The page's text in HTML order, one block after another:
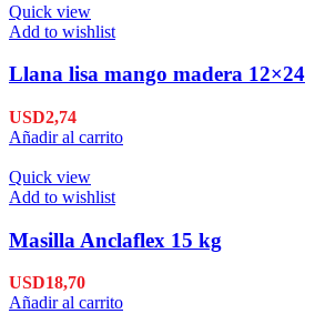
Quick view
Add to wishlist
Llana lisa mango madera 12×24
USD2,74
Añadir al carrito
Quick view
Add to wishlist
Masilla Anclaflex 15 kg
USD18,70
Añadir al carrito